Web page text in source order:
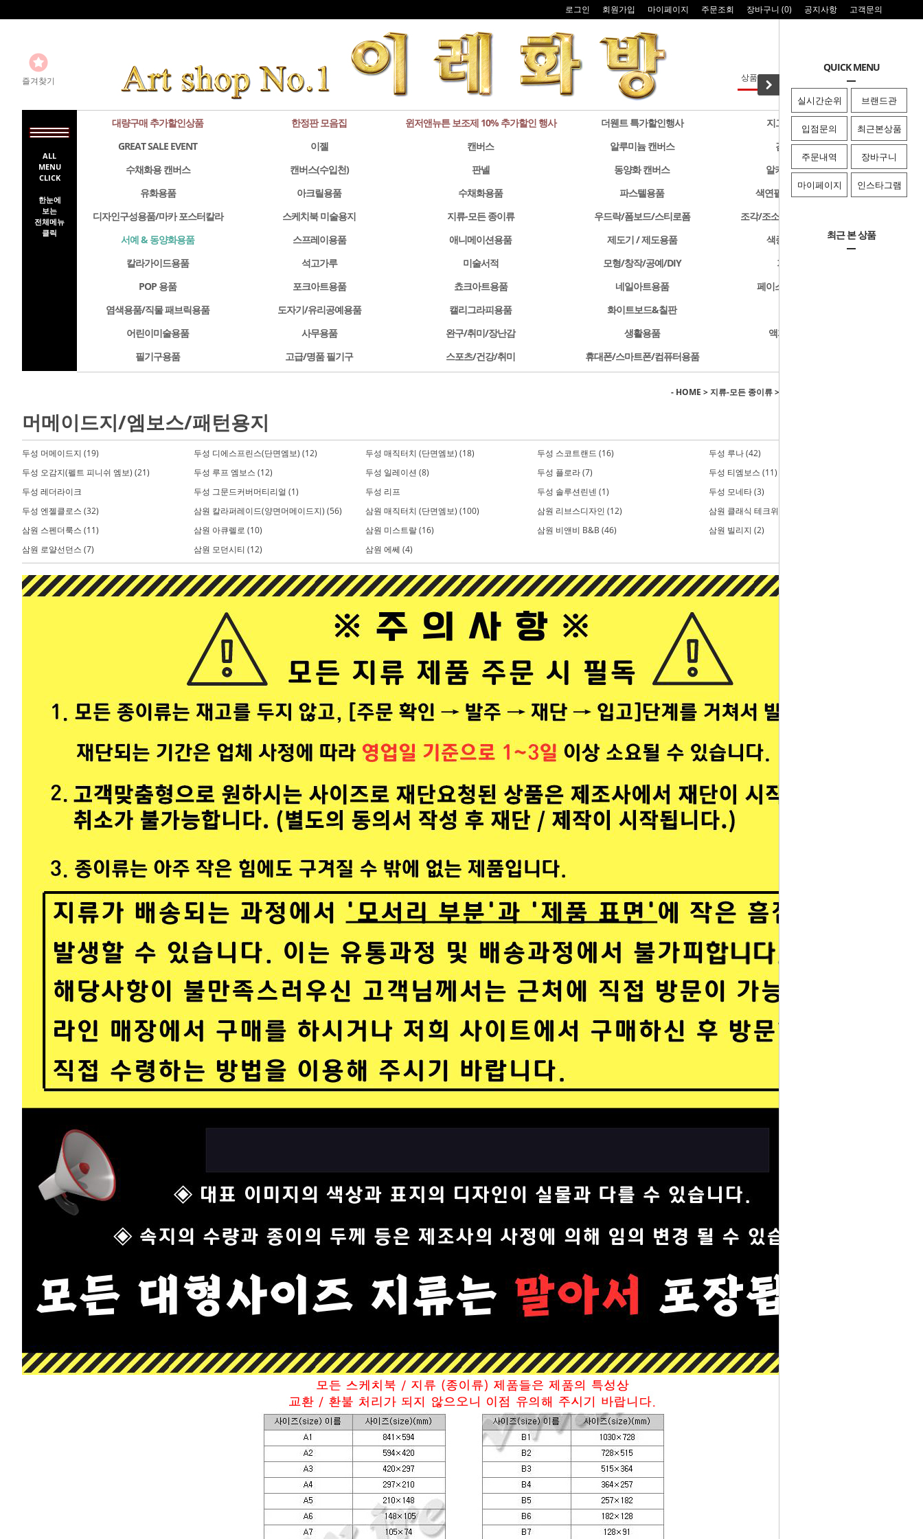
QUICK MENU
실시간순위 브랜드관
입점문의 최근본상품
주문내역 장바구니
마이페이지 인스타그램
최근 본 상품
로그인 회원가입 마이페이지 주문조회 장바구니 (0) 공지사항 고객문의
즐겨찾기
ALL
MENU
CLICK
한눈에
보는
전체메뉴
클릭
대량구매 추가할인상품 한정판 모음집 윈저앤뉴튼 보조제 10% 추가할인 행사 더웬트 특가할인행사
지그 특가할인행사
GREAT SALE EVENT
이젤 캔버스 알루미늄 캔버스
검정색 캔버스
수채화용 캔버스
캔버스(수입천) 판넬 동양화 캔버스
알키드물감 및 용품
유화용품
아크릴용품 수채화용품 파스텔용품
색연필/연필/드로잉용품
디자인구성용품/마카 포스터칼라
스케치북 미술용지 지류-모든 종이류 우드락/폼보드/스티로폼
조각/조소용품/클레이/판화용품
서예 & 동양화용품
스프레이용품 애니메이션용품 제도기 / 제도용품
색종이 & 종이접기
칼라가이드용품
석고가루 미술서적 모형/창작/공예/DIY
기타화방용품
POP 용품
포크아트용품 쵸크아트용품 네일아트용품
페이스페인팅/미용용품
염색용품/직물 패브릭용품
도자기/유리공예용품 캘리그라피용품 화이트보드&칠판
어린이미술용품
사무용품 완구/취미/장난감 생활용품
액자/사진첩/앨범
필기구용품
고급/명품 필기구 스포츠/건강/취미 휴대폰/스마트폰/컴퓨터용품
- HOME >지류-모든 종이류>
머메이드지/엠보스/패턴용지
두성 머메이드지 (19) 두성 디에스프린스(단면엠보) (12) 두성 매직터치 (단면엠보) (18) 두성 스코트랜드 (16)
두성 루나 (42)
두성 오감지(펠트 피니쉬 엠보) (21)
두성 루프 엠보스 (12) 두성 일레이션 (8) 두성 플로라 (7)
두성 티엠보스 (11)
두성 레더라이크
두성 그문드커버머티리얼 (1) 두성 리프 두성 솔루션린넨 (1)
두성 모네타 (3)
두성 엔젤클로스 (32)
삼원 칼라퍼레이드(양면머메이드지) (56) 삼원 매직터치 (단면엠보) (100) 삼원 리브스디자인 (12)
삼원 클래식 테크위브 (3)
삼원 스펜더룩스 (11)
삼원 아큐렐로 (10) 삼원 미스트랄 (16) 삼원 비앤비 B&B (46)
삼원 빌리지 (2)
삼원 로얄선던스 (7)
삼원 모던시티 (12) 삼원 에쎄 (4)